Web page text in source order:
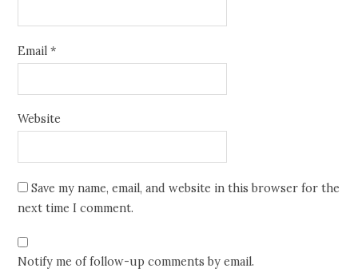
Email*
Website
Save my name, email, and website in this browser for the
next time I comment.
Notify me of follow-up comments by email.